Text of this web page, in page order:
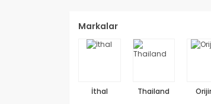
Markalar
İthal Thailand